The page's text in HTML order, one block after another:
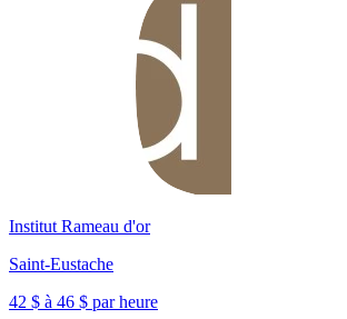
Institut Rameau d'or
Saint-Eustache
42 $ à 46 $ par heure